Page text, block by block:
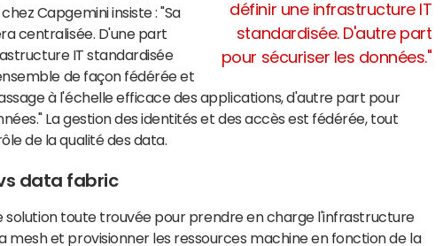
définir une infrastructure IT
standardisée. D'autre part
pour sécuriser les données."
Capgemini insiste : "Sa
centralisée. D'une part
IT standardisée
de façon fédérée et
à l'échelle efficace des applications, d'autre part pour
La gestion des identités et des accès est fédérée, tout
de la qualité des data.
data fabric
solution toute trouvée pour prendre en charge l'infrastructure
mesh et provisionner les ressources machine en fonction de la